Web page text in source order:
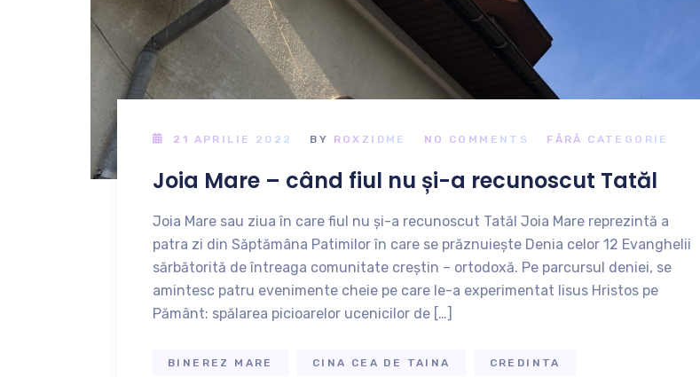
21 APRILIE 2022 BY ROXZIDME NO COMMENTS FĂRĂ CATEGORIE
Joia Mare – când fiul nu și-a recunoscut Tatăl
Joia Mare sau ziua în care fiul nu și-a recunoscut Tatăl Joia Mare reprezintă a
patra zi din Săptămâna Patimilor în care se prăznuiește Denia celor 12 Evanghelii
sărbătorită de întreaga comunitate creștin – ortodoxă. Pe parcursul deniei, se
amintesc patru evenimente cheie pe care le-a experimentat Iisus Hristos pe
Pământ: spălarea picioarelor ucenicilor de […]
BINEREZ MARE CINA CEA DE TAINA CREDINTA